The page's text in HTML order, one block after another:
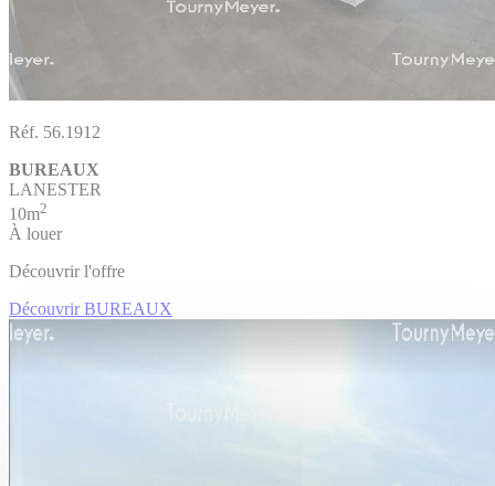
Réf. 56.1912
BUREAUX
LANESTER
10m2
À louer
Découvrir l'offre
Découvrir BUREAUX